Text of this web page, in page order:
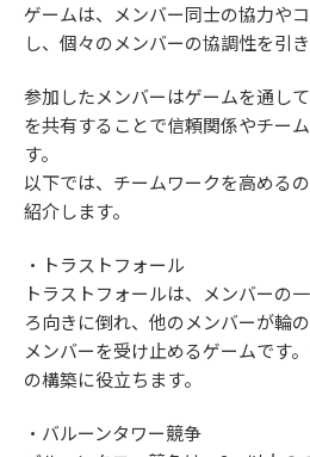
ゲームは、メンバー同士の協力や
し、個々のメンバーの協調性を引
参加したメンバーはゲームを通し
を共有することで信頼関係やチー
す。
以下では、チームワークを高める
紹介します。
・トラストフォール
トラストフォールは、メンバーの
ろ向きに倒れ、他のメンバーが輪
メンバーを受け止めるゲームです
の構築に役立ちます。
・バルーンタワー競争